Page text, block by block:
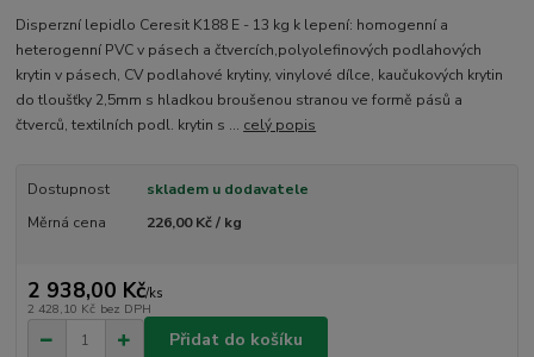
Disperzní lepidlo Ceresit K188 E - 13 kg k lepení: homogenní a
heterogenní PVC v pásech a čtvercích,polyolefinových podlahových
krytin v pásech, CV podlahové krytiny, vinylové dílce, kaučukových krytin
do tloušťky 2,5mm s hladkou broušenou stranou ve formě pásů a
čtverců, textilních podl. krytin s ... celý popis
Dostupnost
skladem u dodavatele
Měrná cena
226,00 Kč / kg
2 938,00 Kč/ks
2 428,10 Kč bez DPH
Přidat do košíku